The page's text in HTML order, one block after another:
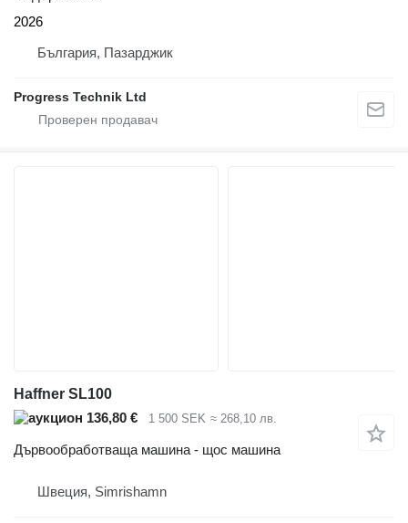
2026
България, Пазарджик
Progress Technik Ltd
Haffner SL100
136,80 €
1 500 SEK ≈ 268,10 лв.
Дървообработваща машина - щос машина
Швеция, Simrishamn